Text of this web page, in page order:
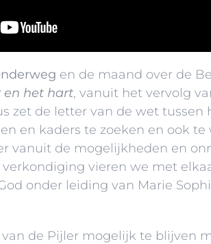
en de maand over de
en het hart, vanuit het vervolg
zet de letter van de wet tussen
en kaders te zoeken en ook te
vanuit de mogelijkheden en
vieren we met
onder leiding van Marie
de Pijler mogelijk te blijven